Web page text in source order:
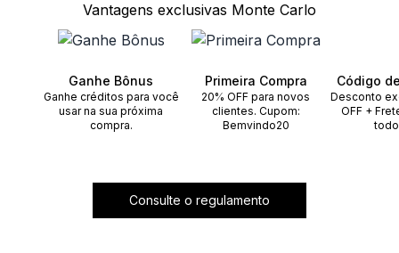
Vantagens exclusivas Monte Carlo
Ganhe Bônus
Ganhe créditos para você
usar na sua próxima
compra.
Primeira Compra
20% OFF para novos
clientes. Cupom:
Bemvindo20
Código
Desconto
OFF +
Consulte o regulamento